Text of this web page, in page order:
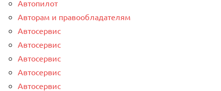
Автопилот
Авторам и правообладателям
Автосервис
Автосервис
Автосервис
Автосервис
Автосервис